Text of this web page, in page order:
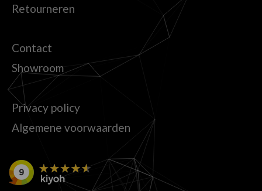
Retourneren
Contact
Showroom
Privacy policy
Algemene voorwaarden